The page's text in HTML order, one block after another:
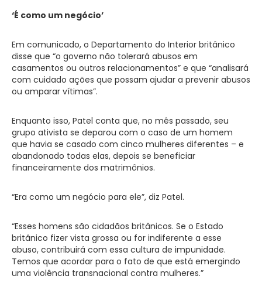
‘É como um negócio’
Em comunicado, o Departamento do Interior britânico
disse que “o governo não tolerará abusos em
casamentos ou outros relacionamentos” e que “analisará
com cuidado ações que possam ajudar a prevenir abusos
ou amparar vítimas”.
Enquanto isso, Patel conta que, no mês passado, seu
grupo ativista se deparou com o caso de um homem
que havia se casado com cinco mulheres diferentes – e
abandonado todas elas, depois se beneficiar
financeiramente dos matrimônios.
“Era como um negócio para ele”, diz Patel.
“Esses homens são cidadãos britânicos. Se o Estado
britânico fizer vista grossa ou for indiferente a esse
abuso, contribuirá com essa cultura de impunidade.
Temos que acordar para o fato de que está emergindo
uma violência transnacional contra mulheres.”